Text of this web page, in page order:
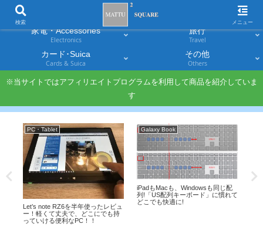
家電・Accessories
Electronics
旅行
Travel
カード･Suica
Cards & Suica
その他
Others
※当サイトではアフィリエイトプログラムを利用して商品を紹介していま
す
PC・Tablet
Let’s note RZ6を半年使ったレビュ
ー！軽くて丈夫で、どこにでも持
っていける便利なPC！！
Galaxy Book
iPadもMacも、Windowsも同じ配
列!「US配列キーボード」に慣れて
どこでも快適に!
検索 メニュー